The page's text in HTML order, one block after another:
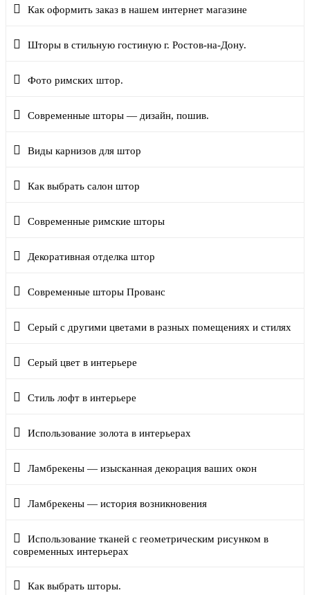
Как оформить заказ в нашем интернет магазине
Шторы в стильную гостиную г. Ростов-на-Дону.
Фото римских штор.
Современные шторы — дизайн, пошив.
Виды карнизов для штор
Как выбрать салон штор
Современные римские шторы
Декоративная отделка штор
Современные шторы Прованс
Серый с другими цветами в разных помещениях и стилях
Серый цвет в интерьере
Стиль лофт в интерьере
Использование золота в интерьерах
Ламбрекены — изысканная декорация ваших окон
Ламбрекены — история возникновения
Использование тканей с геометрическим рисунком в
современных интерьерах
Как выбрать шторы.